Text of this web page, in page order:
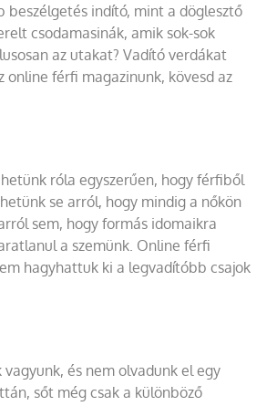
beszélgetés indító, mint a döglesztő
csodamasinák, amik sok-sok
az utakat? Vadító verdákat
online férfi magazinunk, kövesd az
róla egyszerűen, hogy férfiből
se arról, hogy mindig a nőkön
sem, hogy formás idomaikra
a szemünk. Online férfi
hagyhattuk ki a legvadítóbb csajok
és nem olvadunk el egy
sőt még csak a különböző